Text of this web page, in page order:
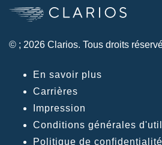
© ; 2026 Clarios. Tous droits
En savoir plus
Carrières
Impression
Conditions générales
Politique de confidentialité